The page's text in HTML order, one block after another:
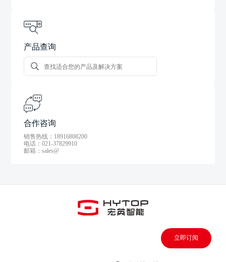
产品查询
合作咨询
销售热线：18916808200
电话：021-37829910
邮箱：sales@
立即订阅